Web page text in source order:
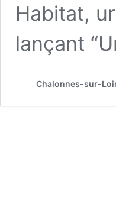
Habitat,
lançant
Chalonnes-sur-